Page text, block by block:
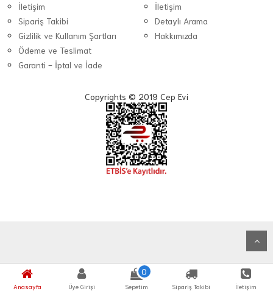
Anasayfa Üye Girişi
0
Sepetim Sipariş Takibi İletişim
İletişim
Sipariş Takibi
Gizlilik ve Kullanım Şartları
Ödeme ve Teslimat
Garanti - İptal ve İade
İletişim
Detaylı Arama
Hakkımızda
Copyrights © 2019 Cep Evi